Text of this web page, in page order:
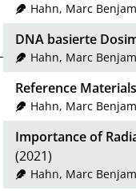
Hahn, Marc
DNA basierte
Hahn, Marc
Reference
Hahn, Marc
Importance of
(2021)
Hahn, Marc